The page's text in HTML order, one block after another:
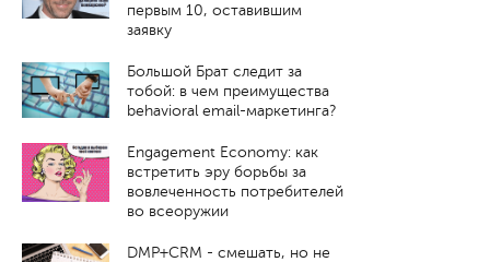
первым 10, оставившим
заявку
Большой Брат следит за
тобой: в чем преимущества
behavioral email-маркетинга?
Engagement Economy: как
встретить эру борьбы за
вовлеченность потребителей
во всеоружии
DMP+CRM - смешать, но не